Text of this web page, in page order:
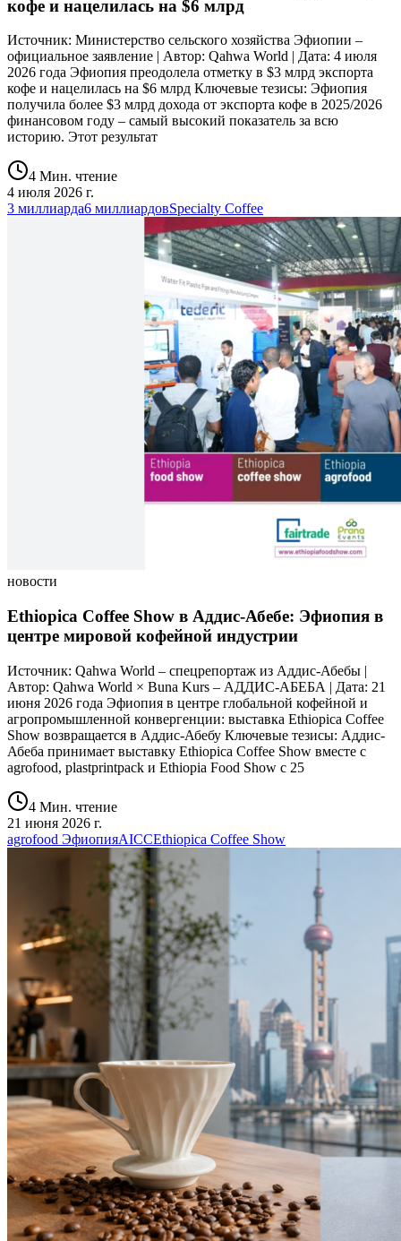
кофе и нацелилась на $6 млрд
Источник: Министерство сельского хозяйства Эфиопии –
официальное заявление | Автор: Qahwa World | Дата: 4 июля
2026 года Эфиопия преодолела отметку в $3 млрд экспорта
кофе и нацелилась на $6 млрд Ключевые тезисы: Эфиопия
получила более $3 млрд дохода от экспорта кофе в 2025/2026
финансовом году – самый высокий показатель за всю
историю. Этот результат
4 Мин. чтение
4 июля 2026 г.
3 миллиарда6 миллиардовSpecialty Coffee
новости
Ethiopica Coffee Show в Аддис-Абебе: Эфиопия в
центре мировой кофейной индустрии
Источник: Qahwa World – спецрепортаж из Аддис-Абебы |
Автор: Qahwa World × Buna Kurs – АДДИС-АБЕБА | Дата: 21
июня 2026 года Эфиопия в центре глобальной кофейной и
агропромышленной конвергенции: выставка Ethiopica Coffee
Show возвращается в Аддис-Абебу Ключевые тезисы: Аддис-
Абеба принимает выставку Ethiopica Coffee Show вместе с
agrofood, plastprintpack и Ethiopia Food Show с 25
4 Мин. чтение
21 июня 2026 г.
agrofood ЭфиопияAICCEthiopica Coffee Show